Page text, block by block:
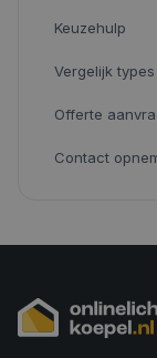
Keuzehulp
Vergelijk types
Offerte
Contact